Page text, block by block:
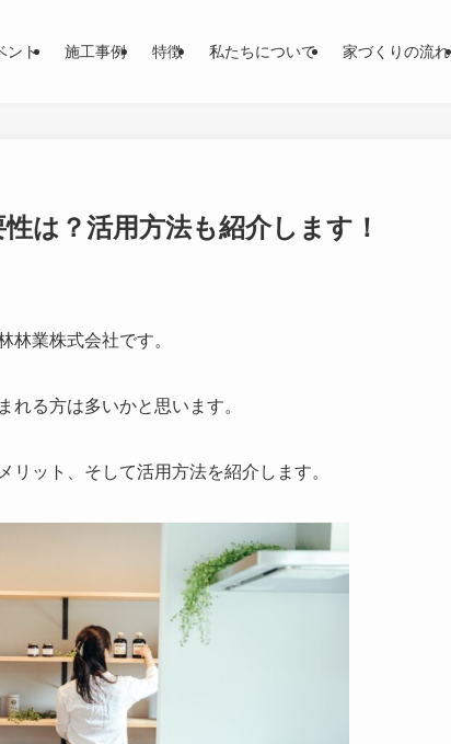
ント 施工事例 特徴 私たちについて 家づくりの流れ
は？活用方法も紹介します！
林業株式会社です。
る方は多いかと思います。
ット、そして活用方法を紹介します。